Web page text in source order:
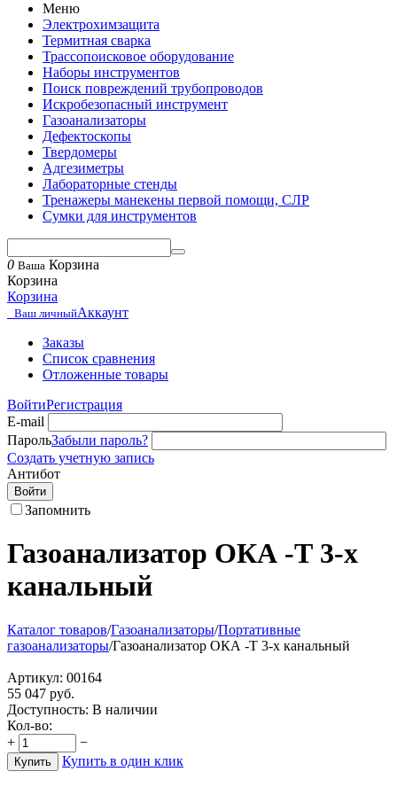
Меню
Электрохимзащита
Термитная сварка
Трассопоисковое оборудование
Наборы инструментов
Поиск повреждений трубопроводов
Искробезопасный инструмент
Газоанализаторы
Дефектоскопы
Твердомеры
Адгезиметры
Лабораторные стенды
Тренажеры манекены первой помощи, СЛР
Сумки для инструментов
0 Ваша Корзина
Корзина
Корзина
Ваш личныйАккаунт
Заказы
Список сравнения
Отложенные товары
ВойтиРегистрация
E-mail
ПарольЗабыли пароль?
Создать учетную запись
Антибот
Войти
Запомнить
Газоанализатор ОКА -Т 3-х
канальный
Каталог товаров/Газоанализаторы/Портативные
газоанализаторы/Газоанализатор ОКА -Т 3-х канальный
Артикул: 00164
55 047 руб.
Доступность: В наличии
Кол-во:
+
−
Купить Купить в один клик